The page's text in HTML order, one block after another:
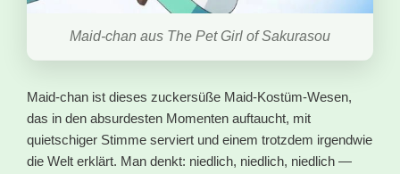
Maid-chan aus The Pet Girl of Sakurasou
Maid-chan ist dieses zuckersüße Maid-Kostüm-Wesen,
das in den absurdesten Momenten auftaucht, mit
quietschiger Stimme serviert und einem trotzdem irgendwie
die Welt erklärt. Man denkt: niedlich, niedlich, niedlich —